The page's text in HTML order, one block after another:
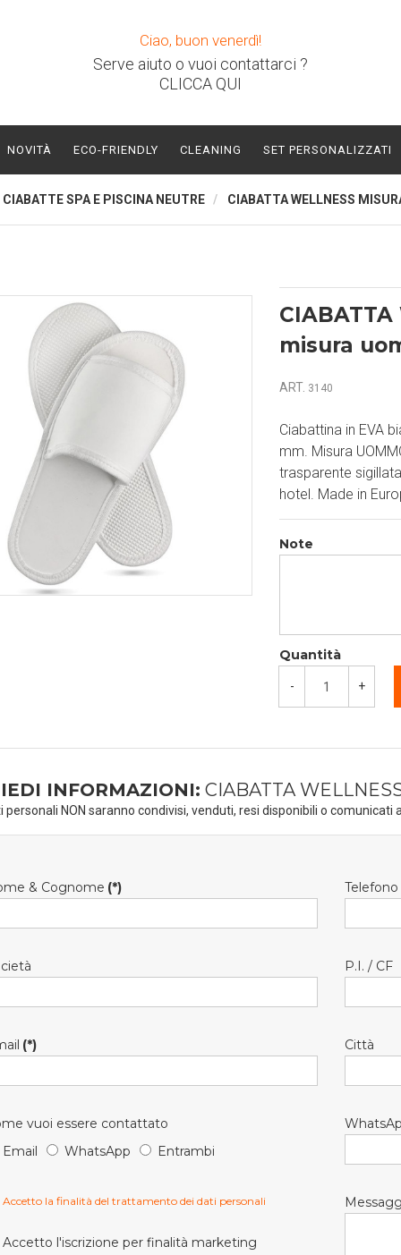
Ciao, buon venerdì!
Serve aiuto o vuoi contattarci ?
CLICCA QUI
NOVITÀ ECO-FRIENDLY CLEANING SET PERSONALIZZATI
CIABATTE SPA E PISCINA NEUTRE CIABATTA WELLNESS
CIABATTA
misura
ART. 3140
Ciabattina in EVA
mm. Misura
trasparente
hotel. Made in
Note
Quantità
- +
INFORMAZIONI: CIABATTA
personali NON saranno condivisi, venduti, resi disponibili o comunicati
& Cognome (*) Telefono
P.I. / CF
(*) Città
vuoi essere contattato
Email
WhatsApp Entrambi
Accetto la finalità del trattamento dei dati personali
Accetto l'iscrizione per finalità marketing